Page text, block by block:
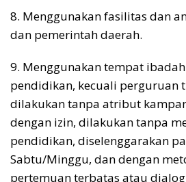
8. Menggunakan fasilitas dan
dan pemerintah daerah.
9. Menggunakan tempat
pendidikan, kecuali perguruan
dilakukan tanpa atribut
dengan izin, dilakukan tanpa
pendidikan, diselenggarakan
Sabtu/Minggu, dan dengan
pertemuan terbatas atau